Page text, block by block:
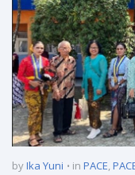
byIka Yuni in PACE,